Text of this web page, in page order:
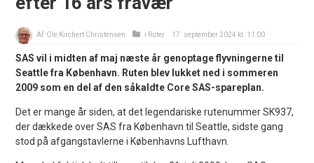
Af: Ole Kirchert Christensen i Ruter 17. september 2024 kl. 11:00
SAS vil i midten af maj næste år genoptage flyvningerne til
Seattle fra København. Ruten blev lukket ned i sommeren
2009 som en del af den såkaldte Core SAS-spareplan.
Det er mange år siden, at det legendariske rutenummer SK937,
der dækkede over SAS fra København til Seattle, sidste gang
stod på afgangstavlerne i Københavns Lufthavn.